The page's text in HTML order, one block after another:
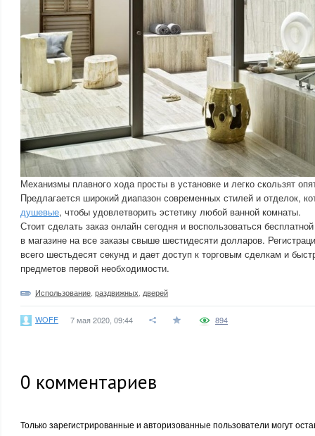
Механизмы плавного хода просты в установке и легко скользят
Предлагается широкий диапазон современных стилей и отделок,
душевые, чтобы удовлетворить эстетику любой ванной комнаты.
Стоит сделать заказ онлайн сегодня и воспользоваться
в магазине на все заказы свыше шестидесяти долларов.
всего шестьдесят секунд и дает доступ к торговым сделкам и
предметов первой необходимости.
Использование раздвижных дверей
WOFF 7 мая 2020, 09:44 894
0 комментариев
Только зарегистрированные и авторизованные пользователи могут